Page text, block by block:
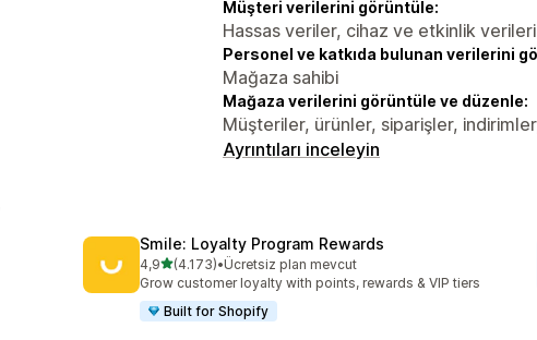
Müşteri verilerini görüntüle:
Hassas veriler, cihaz ve etkinlik verileri
Personel ve katkıda bulunan verilerini
Mağaza sahibi
Mağaza verilerini görüntüle ve düzenle:
Müşteriler, ürünler, siparişler,
Ayrıntıları inceleyin
Smile: Loyalty Program Rewards
4,95 yıldız üzerinden
(4.173)
toplam 4173 değerlendirme
•Ücretsiz plan mevcut
Grow customer loyalty with points, rewards & VIP tiers
Built for Shopify